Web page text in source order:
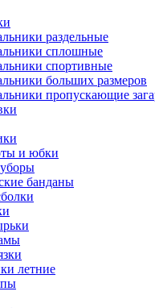
раздельные
сплошные
спортивные
больших размеров
пропускающие
и юбки
банданы
летние